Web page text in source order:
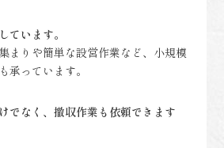
ています。
まりや簡単な設営作業など、小規模
承っています。
でなく、撤収作業も依頼できます